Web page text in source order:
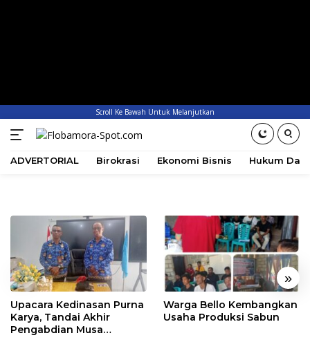
Scroll Ke Bawah Untuk Melanjutkan
ADVERTORIAL Birokrasi Ekonomi Bisnis Hukum
« »
Upacara Kedinasan Purna
Karya, Tandai Akhir
Pengabdian Musa
Warga Bello Kembangkan
Usaha Produksi Sabun